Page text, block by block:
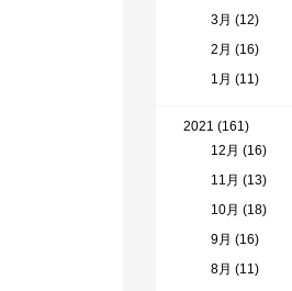
3月 (12)
2月 (16)
1月 (11)
2021 (161)
12月 (16)
11月 (13)
10月 (18)
9月 (16)
8月 (11)